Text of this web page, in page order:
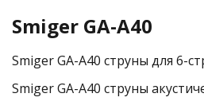
Smiger GA-A40
Smiger GA-A40 струны для 6-
Smiger GA-A40 струны